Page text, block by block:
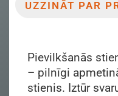
UZZINĀT PAR
Pievilkšanās
– pilnīgi
stienis. Iztūr